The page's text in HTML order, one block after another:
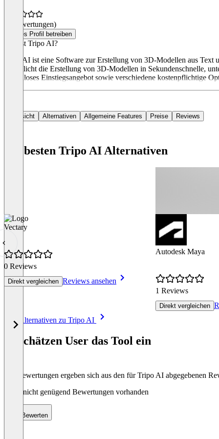
(0 Bewertungen)
Dieses Profil betreiben
Was ist Tripo AI?
Tripo AI ist eine Software zur Erstellung von 3D-Modellen aus
ermöglicht die Erstellung von 3D-Modellen in Sekundenschnelle,
kostenloses Einstiegsangebot sowie verschiedene kostenpflichtige
Übersicht Alternativen Allgemeine Features Preise Reviews
Die besten Tripo AI Alternativen
Vectary
0 Reviews
Direkt vergleichen Reviews ansehen
Autodesk Maya
1 Reviews
Direkt vergleichen
Alle Alternativen zu Tripo AI
So schätzen User das Tool ein
Die Bewertungen ergeben sich aus den für Tripo AI abgegebenen
Noch nicht genügend Bewertungen vorhanden
Bewerten